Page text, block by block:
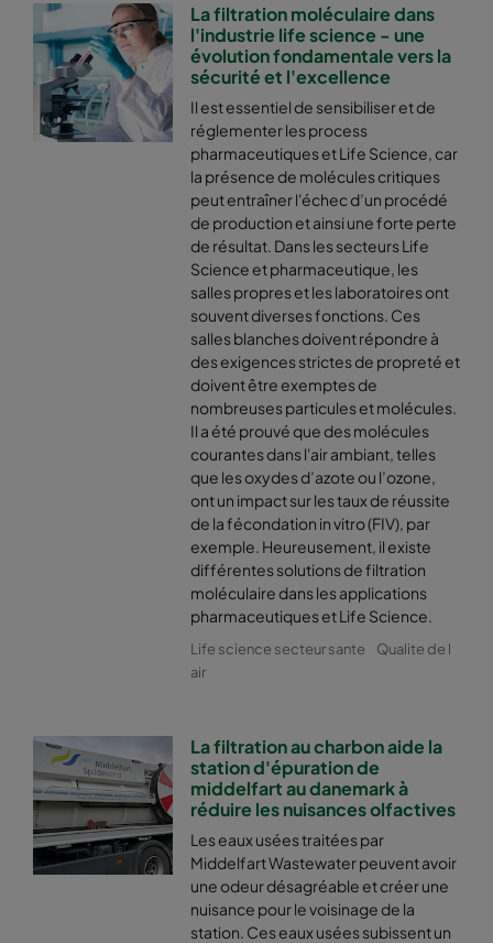
La filtration moléculaire dans
l'industrie life science - une
évolution fondamentale vers la
sécurité et l'excellence
Il est essentiel de sensibiliser et de
réglementer les process
pharmaceutiques et Life Science, car
la présence de molécules critiques
peut entraîner l'échec d’un procédé
de production et ainsi une forte perte
de résultat. Dans les secteurs Life
Science et pharmaceutique, les
salles propres et les laboratoires ont
souvent diverses fonctions. Ces
salles blanches doivent répondre à
des exigences strictes de propreté et
doivent être exemptes de
nombreuses particules et molécules.
Il a été prouvé que des molécules
courantes dans l'air ambiant, telles
que les oxydes d’azote ou l’ozone,
ont un impact sur les taux de réussite
de la fécondation in vitro (FIV), par
exemple. Heureusement, il existe
différentes solutions de filtration
moléculaire dans les applications
pharmaceutiques et Life Science.
Life science secteur sante
Qualite de l
air
La filtration au charbon aide la
station d'épuration de
middelfart au danemark à
réduire les nuisances olfactives
Les eaux usées traitées par
Middelfart Wastewater peuvent avoir
une odeur désagréable et créer une
nuisance pour le voisinage de la
station. Ces eaux usées subissent un